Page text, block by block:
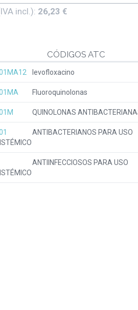
incl.): 26,23 €
CÓDIGOS ATC
levofloxacino
Fluoroquinolonas
QUINOLONAS
ANTIBACTERIANOS PARA USO
ANTIINFECCIOSOS PARA USO